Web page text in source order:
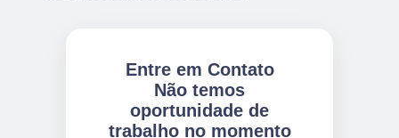
Entre em Contato
Não temos
oportunidade de
trabalho no momento